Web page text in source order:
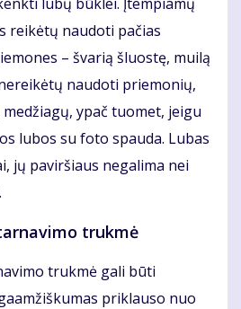
reikėtų naudoti pačias
– švarią šluostę, muilą
naudoti priemonių,
ypač tuomet, jeigu
lubos su foto spauda. Lubas
jų paviršiaus negalima nei
trukmė
trukmė gali būti
priklauso nuo